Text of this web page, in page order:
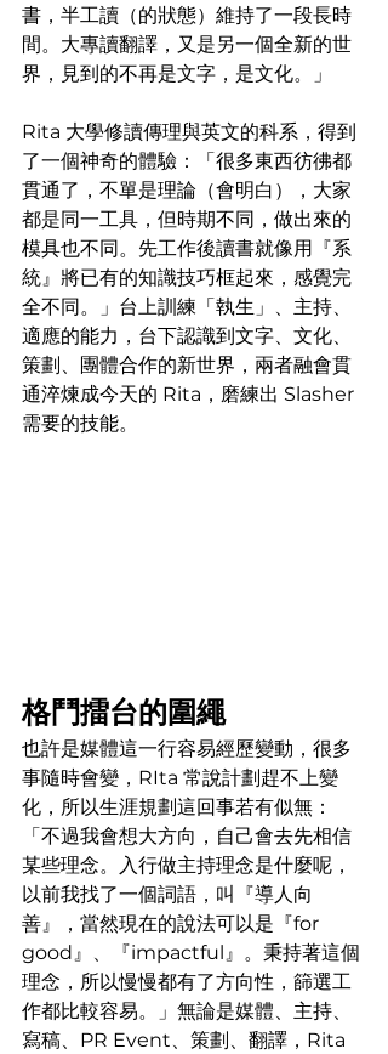
書，半工讀（的狀態）維持了一段長時
間。大專讀翻譯，又是另一個全新的世
界，見到的不再是文字，是文化。」
Rita 大學修讀傳理與英文的科系，得到
了一個神奇的體驗：「很多東西彷彿都
貫通了，不單是理論（會明白），大家
都是同一工具，但時期不同，做出來的
模具也不同。先工作後讀書就像用『系
統』將已有的知識技巧框起來，感覺完
全不同。」台上訓練「執生」、主持、
適應的能力，台下認識到文字、文化、
策劃、團體合作的新世界，兩者融會貫
通淬煉成今天的 Rita，磨練出 Slasher
需要的技能。
格鬥擂台的圍繩
也許是媒體這一行容易經歷變動，很多
事隨時會變，RIta 常說計劃趕不上變
化，所以生涯規劃這回事若有似無：
「不過我會想大方向，自己會去先相信
某些理念。入行做主持理念是什麼呢，
以前我找了一個詞語，叫『導人向
善』，當然現在的說法可以是『for
good』、『impactful』。秉持著這個
理念，所以慢慢都有了方向性，篩選工
作都比較容易。」無論是媒體、主持、
寫稿、PR Event、策劃、翻譯，Rita